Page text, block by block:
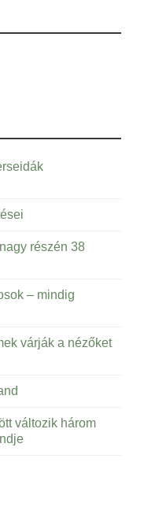
részén 38
– mindig
várják a nézőket
változik három